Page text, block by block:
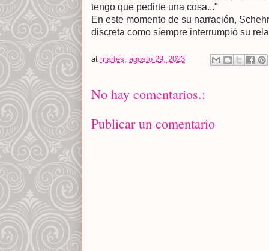
tengo que pedirte una cosa..."
En este momento de su narración,
discreta como siempre interrumpió su
at martes, agosto 29, 2023
No hay comentarios.:
Publicar un comentario